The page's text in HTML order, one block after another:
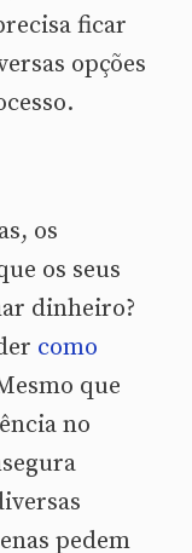
ficar
opções
os
os seus
dinheiro?
como
que
no
pedem